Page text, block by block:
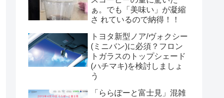
ぁ。でも「美味い」が凝縮
さ れているので納得！！
トヨタ新型ノア/ヴォクシー
(ミニバン)に必須？フロン
トガラスのトップシェード
(ハチマキ)を検討しましょ
う
「ららぽーと富士見」混雑